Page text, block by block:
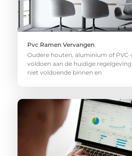
Pvc Ramen Vervangen
Oudere houten, aluminium of
voldoen aan de huidige
niet voldoende binnen en